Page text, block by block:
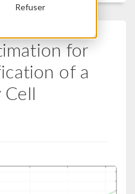
Refuser
for
of a